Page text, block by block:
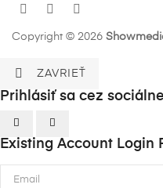
Copyright © 2026
 ZAVRIEŤ
Prihlásiť sa cez
Existing Account Login